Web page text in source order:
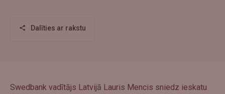
Dalīties ar rakstu
Swedbank vadītājs Latvijā Lauris Mencis sniedz ieskatu